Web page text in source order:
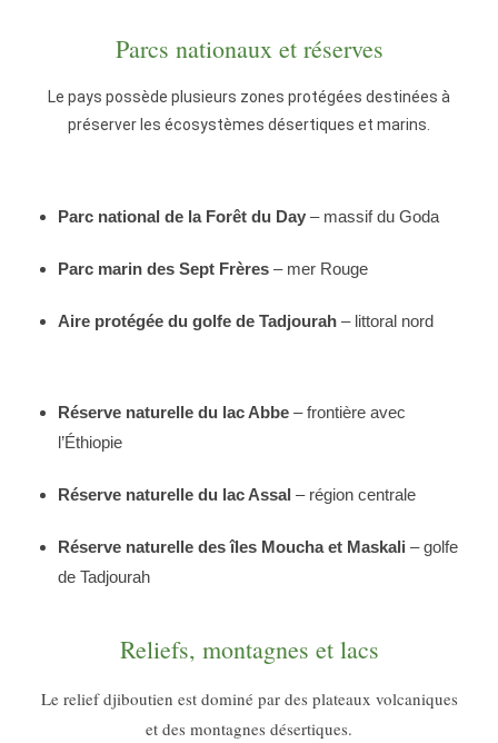
Parcs nationaux et réserves
Le pays possède plusieurs zones protégées destinées à
préserver les écosystèmes désertiques et marins.
Parc national de la Forêt du Day – massif du Goda
Parc marin des Sept Frères – mer Rouge
Aire protégée du golfe de Tadjourah – littoral nord
Réserve naturelle du lac Abbe – frontière avec
l’Éthiopie
Réserve naturelle du lac Assal – région centrale
Réserve naturelle des îles Moucha et Maskali – golfe
de Tadjourah
Reliefs, montagnes et lacs
Le relief djiboutien est dominé par des plateaux volcaniques
et des montagnes désertiques.